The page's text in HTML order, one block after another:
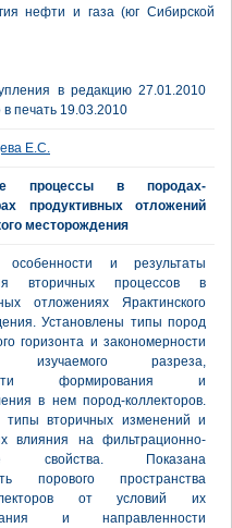
нефти и газа (юг Сибирской
в редакцию 27.01.2010
печать 19.03.2010
Е.С.
процессы в породах-
продуктивных отложений
месторождения
особенности и результаты
вторичных процессов в
отложениях Ярактинского
Установлены типы пород
горизонта и закономерности
изучаемого разреза,
формирования и
в нем пород-коллекторов.
типы вторичных изменений и
влияния на фильтрационно-
свойства. Показана
порового пространства
от условий их
и направленности